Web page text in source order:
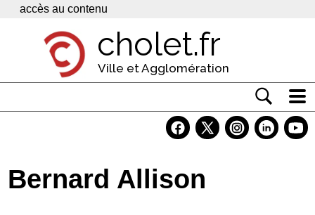
Panneau de gestion des cookies
accès au contenu
cholet.fr
Ville et Agglomération
Economie
Bernard Allison